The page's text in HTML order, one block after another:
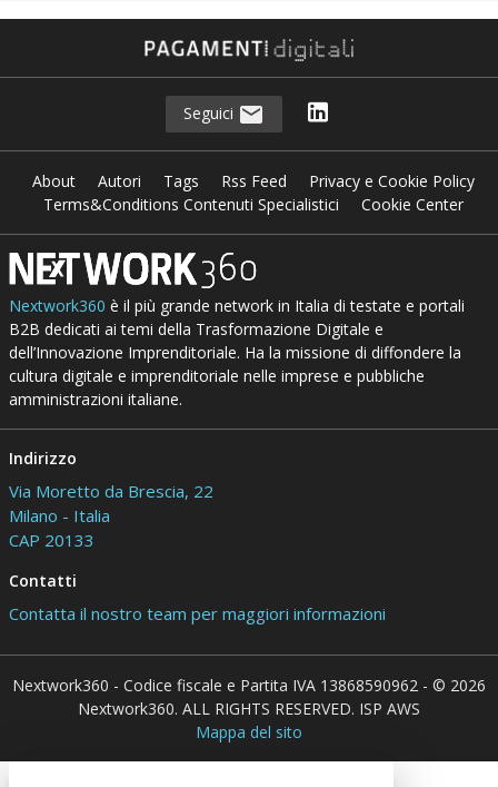
Seguici
About Autori Tags Rss Feed
Privacy e Cookie Policy
Terms&Conditions Contenuti Specialistici
Cookie Center
Nextwork360 è il più grande network in Italia di testate e portali
B2B dedicati ai temi della Trasformazione Digitale e
dell’Innovazione Imprenditoriale. Ha la missione di diffondere la
cultura digitale e imprenditoriale nelle imprese e pubbliche
amministrazioni italiane.
Indirizzo
Via Moretto da Brescia, 22
Milano - Italia
CAP 20133
Contatti
Contatta il nostro team per maggiori informazioni
Nextwork360 - Codice fiscale e Partita IVA 13868590962 - © 2026
Nextwork360. ALL RIGHTS RESERVED. ISP AWS
Mappa del sito